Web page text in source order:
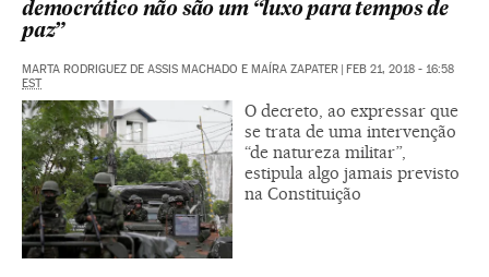
democrático não são um “luxo para tempos de
paz”
MARTA RODRIGUEZ DE ASSIS MACHADO E MAÍRA ZAPATER | FEB 21, 2018 - 16:58
EST
O decreto, ao expressar que
se trata de uma intervenção
“de natureza militar”,
estipula algo jamais previsto
na Constituição